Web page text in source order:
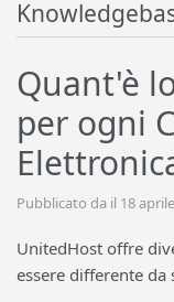
Quant'è
per ogni
Pubblicato da il 18
UnitedHost offre
essere differente da